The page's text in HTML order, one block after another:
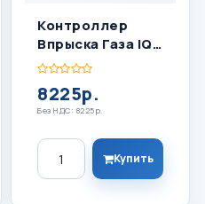
Контроллер
Впрыска Газа IQ
4 Цил
8225р.
Без НДС: 8225р.
Количество
Купить